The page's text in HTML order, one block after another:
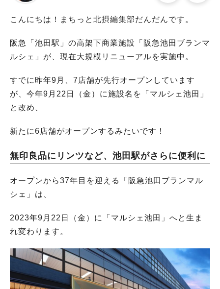
こんにちは！まちっと北摂編集部だんだんです。
阪急「池田駅」の高架下商業施設「阪急池田ブランマ
ルシェ」が、現在大規模リニューアルを実施中。
すでに昨年9月、7店舗が先行オープンしています
が、今年9月22日（金）に施設名を「マルシェ池田」
と改め、
新たに6店舗がオープンするみたいです！
無印良品にリンツなど、池田駅がさらに便利に
オープンから37年目を迎える「阪急池田ブランマル
シェ」は、
2023年9月22日（金）に「マルシェ池田」へと生ま
れ変わります。